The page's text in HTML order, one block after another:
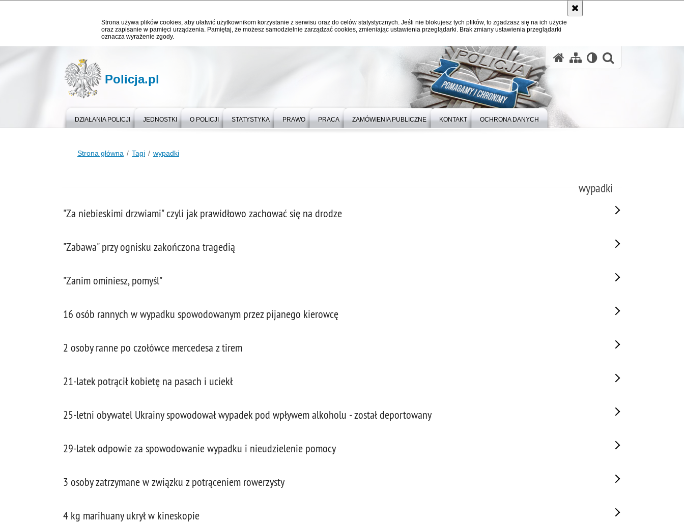
Strona używa plików cookies, aby ułatwić użytkownikom korzystanie z serwisu oraz do celów statystycznych. Jeśli nie blokujesz tych plików, to zgadzasz się na ich użycie
oraz zapisanie w pamięci urządzenia. Pamiętaj, że możesz samodzielnie zarządzać cookies, zmieniając ustawienia przeglądarki. Brak zmiany ustawienia przeglądarki
oznacza wyrażenie zgody.
Policja.pl
DZIAŁANIA POLICJI JEDNOSTKI O POLICJI STATYSTYKA PRAWO PRACA ZAMÓWIENIA PUBLICZNE KONTAKT OCHRONA DANYCH
Strona główna Tagi wypadki
wypadki
"Za niebieskimi drzwiami" czyli jak prawidłowo zachować się na drodze
"Zabawa" przy ognisku zakończona tragedią
"Zanim ominiesz, pomyśl"
16 osób rannych w wypadku spowodowanym przez pijanego kierowcę
2 osoby ranne po czołówce mercedesa z tirem
21-latek potrącił kobietę na pasach i uciekł
25-letni obywatel Ukrainy spowodował wypadek pod wpływem alkoholu - został deportowany
29-latek odpowie za spowodowanie wypadku i nieudzielenie pomocy
3 osoby zatrzymane w związku z potrąceniem rowerzysty
4 kg marihuany ukrył w kineskopie